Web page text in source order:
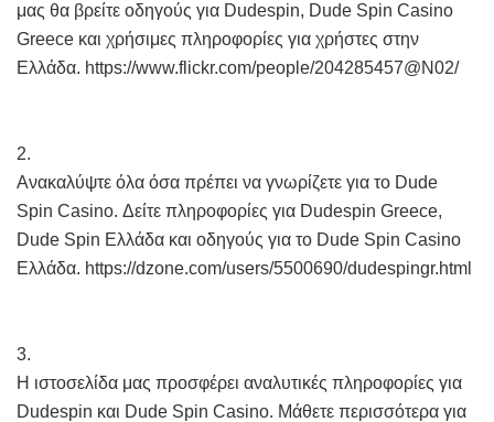
μας θα βρείτε οδηγούς για Dudespin, Dude Spin Casino
Greece και χρήσιμες πληροφορίες για χρήστες στην
Ελλάδα. https://www.flickr.com/people/204285457@N02/
2.
Ανακαλύψτε όλα όσα πρέπει να γνωρίζετε για το Dude
Spin Casino. Δείτε πληροφορίες για Dudespin Greece,
Dude Spin Ελλάδα και οδηγούς για το Dude Spin Casino
Ελλάδα. https://dzone.com/users/5500690/dudespingr.html
3.
Η ιστοσελίδα μας προσφέρει αναλυτικές πληροφορίες για
Dudespin και Dude Spin Casino. Μάθετε περισσότερα για